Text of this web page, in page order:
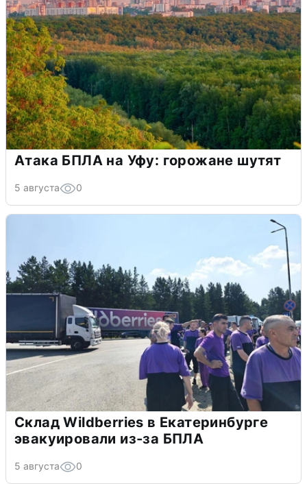
Атака БПЛА на Уфу: горожане шутят
5 августа 0
Склад Wildberries в Екатеринбурге
эвакуировали из-за БПЛА
5 августа 0